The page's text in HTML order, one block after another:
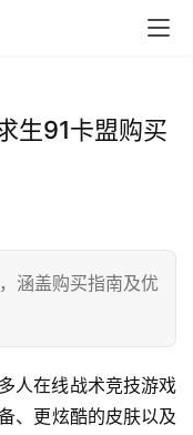
生91卡盟购买
涵盖购买指南及优
人在线战术竞技游戏
、更炫酷的皮肤以及